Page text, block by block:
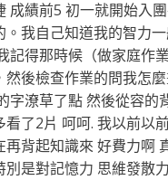
成績前5 初一就開始入
。我自己知道我的智力
記得那時候（做家庭作
然後檢查作業的問我怎
字潦草了點 然後從容的
看了2片 呵呵. 我以前以
再背起知識來 好費力啊
別是對記憶力 思維發散